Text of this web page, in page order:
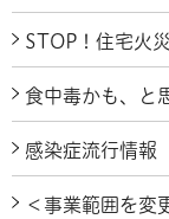
STOP！住宅火
食中毒かも、と
感染症流行情報
＜事業範囲を変